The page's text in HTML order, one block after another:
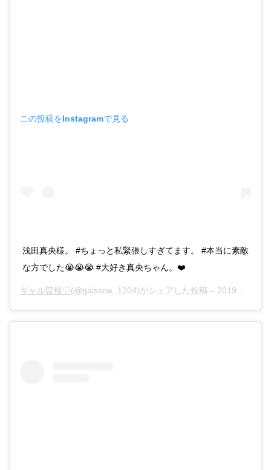
この投稿をInstagramで見る
浅田真央様。 #ちょっと私緊張しすぎてます。 #本当に素敵
な方でした😭😭😭 #大好き真央ちゃん。❤️
ギャル曽根♡(@galsone_1204)がシェアした投稿 – 2019年10月月31日午前6時14分PDT